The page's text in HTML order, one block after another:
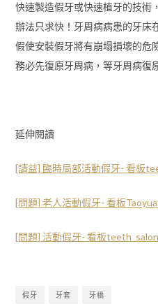
快速製造假牙或快速植牙的技術
辦法只求快！牙周病病患的牙床
假使安裝假牙將有崩塌損壞的危
務必先復原牙周病，等牙周病復
延伸閱讀
[請益] 臨時局部活動假牙- 看板
[問題] 老人活動假牙- 看板
[問題] 活動假牙- 看板
假牙 牙套 牙橋